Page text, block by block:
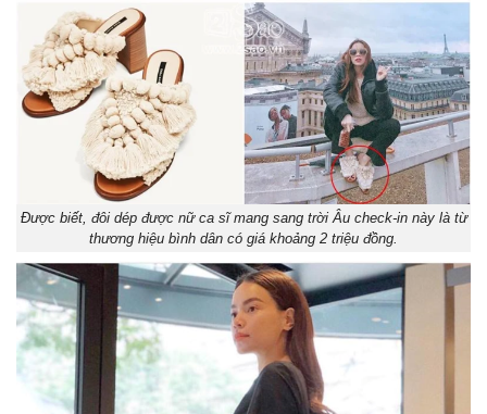
Được biết, đôi dép được nữ ca sĩ mang sang trời Âu check-in này là từ
thương hiệu bình dân có giá khoảng 2 triệu đồng.